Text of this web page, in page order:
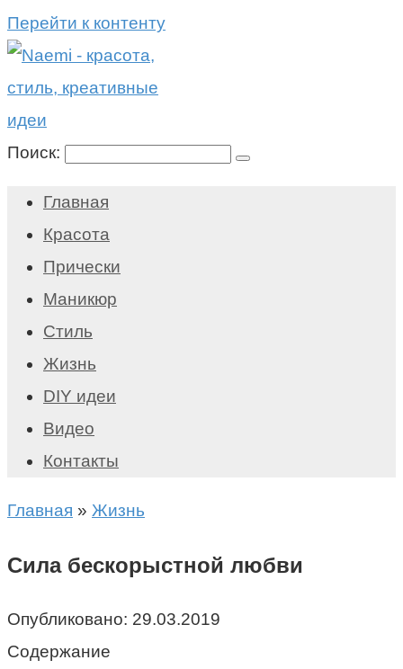
Перейти к контенту
Поиск:
Главная
Красота
Прически
Маникюр
Стиль
Жизнь
DIY идеи
Видео
Контакты
Главная » Жизнь
Сила бескорыстной любви
Опубликовано: 29.03.2019
Содержание